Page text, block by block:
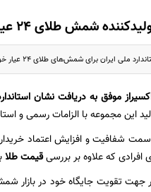
طلای ۲۴ عیار با نشان استاندارد ملی ایران
شمش‌های طلای ۲۴ عیار خود شده است؛ دستاوردی...
موفق به دریافت نشان
این مجموعه با الزامات رسمی و
سمت شفافیت و افزایش اعتماد
افرادی که علاوه بر بررسیقیمت طلا